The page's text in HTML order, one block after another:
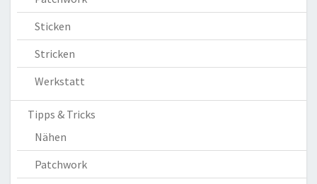
Sticken
Stricken
Werkstatt
Tipps & Tricks
Nähen
Patchwork